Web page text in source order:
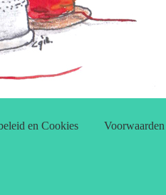
en Cookies Voorwaarden